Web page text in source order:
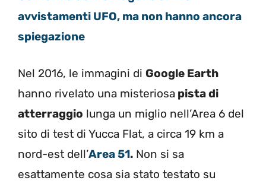
avvistamenti UFO, ma non hanno ancora
spiegazione
Nel 2016, le immagini di Google Earth
hanno rivelato una misteriosa pista di
atterraggio lunga un miglio nell’Area 6 del
sito di test di Yucca Flat, a circa 19 km a
nord-est dell’Area 51. Non si sa
esattamente cosa sia stato testato su